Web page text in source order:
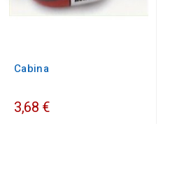
Cabina
3,68 €